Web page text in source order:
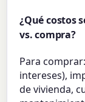
¿Qué costos
vs. compra?
Para
intereses),
de vivienda,